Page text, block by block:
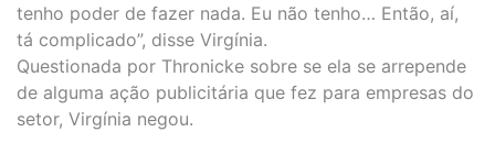
tenho poder de fazer nada. Eu não tenho… Então, aí,
tá complicado”, disse Virgínia.
Questionada por Thronicke sobre se ela se arrepende
de alguma ação publicitária que fez para empresas do
setor, Virgínia negou.